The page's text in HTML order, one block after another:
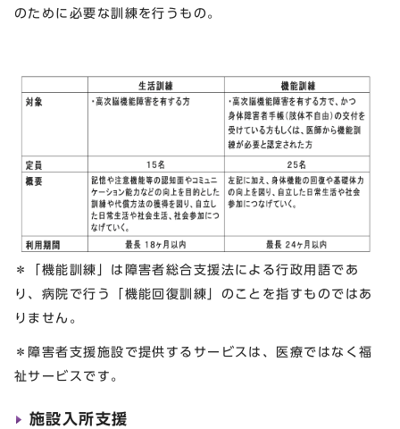
のために必要な訓練を行うもの。
＊「機能訓練」は障害者総合支援法による行政用語であ
り、病院で行う「機能回復訓練」のことを指すものではあ
りません。
＊障害者支援施設で提供するサービスは、医療ではなく福
祉サービスです。
施設入所支援